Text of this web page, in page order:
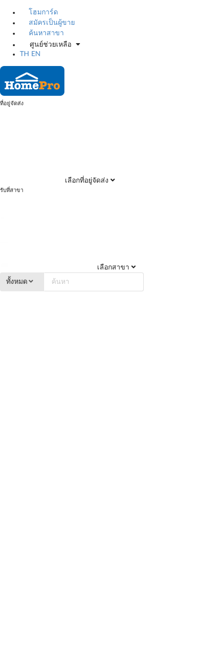
โฮมการ์ด
สมัครเป็นผู้ขาย
ค้นหาสาขา
ศูนย์ช่วยเหลือ
TH
EN
ที่อยู่จัดส่ง
เลือกที่อยู่จัดส่ง
รับที่สาขา
เลือกสาขา
ทั้งหมด